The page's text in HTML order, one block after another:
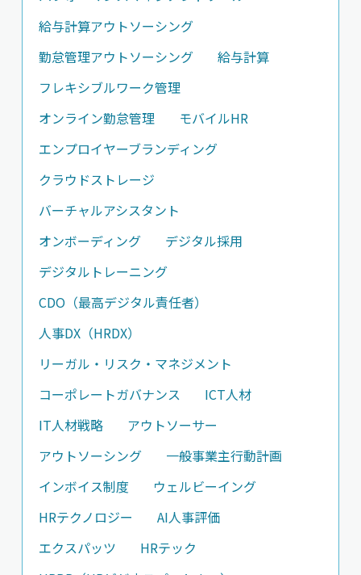
給与計算アウトソーシング
勤怠管理アウトソーシング
給与計算
フレキシブルワーク管理
オンライン勤怠管理
モバイルHR
エンプロイヤーブランディング
クラウドストレージ
バーチャルアシスタント
オンボーディング
デジタル採用
デジタルトレーニング
CDO（最高デジタル責任者）
人事DX（HRDX）
リーガル・リスク・マネジメント
コーポレートガバナンス
ICT人材
IT人材戦略
アウトソーサー
アウトソーシング
一般事業主行動計画
インボイス制度
ウェルビーイング
HRテクノロジー
AI人事評価
エクスパッツ
HRテック